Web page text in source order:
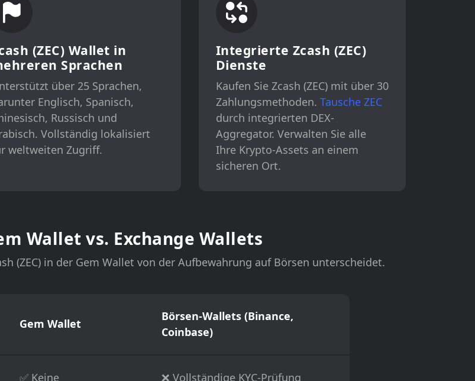
(ZEC) Wallet in
Sprachen
über 25 Sprachen,
Englisch, Spanisch,
Russisch und
Vollständig lokalisiert
weltweiten Zugriff.
Integrierte Zcash (ZEC)
Dienste
Kaufen Sie Zcash (ZEC) mit über 30
Zahlungsmethoden. Tausche ZEC
durch integrierten DEX-
Aggregator. Verwalten Sie alle
Ihre Krypto-Assets an einem
sicheren Ort.
Wallet vs. Exchange Wallets
(ZEC) in der Gem Wallet von der Aufbewahrung auf Börsen unterscheidet.
Gem Wallet
Börsen-Wallets (Binance,
Coinbase)
✅ Keine ❌ Vollständige KYC-Prüfung